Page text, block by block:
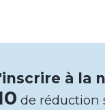
à la
de réduction